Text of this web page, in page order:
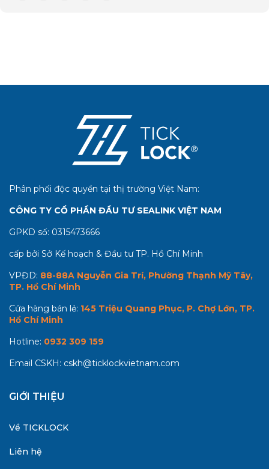
Phân phối độc quyền tại thị trường Việt Nam:
CÔNG TY CỔ PHẦN ĐẦU TƯ SEALINK VIỆT NAM
GPKD số: 0315473666
cấp bởi Sở Kế hoạch & Đầu tư TP. Hồ Chí Minh
VPĐD: 88-88A Nguyễn Gia Trí, Phường Thạnh Mỹ Tây,
TP. Hồ Chí Minh
Cửa hàng bán lẻ: 145 Triệu Quang Phục, P. Chợ Lớn, TP.
Hồ Chí Minh
Hotline: 0932 309 159
Email CSKH: cskh@ticklockvietnam.com
GIỚI THIỆU
Về TICKLOCK
Liên hệ